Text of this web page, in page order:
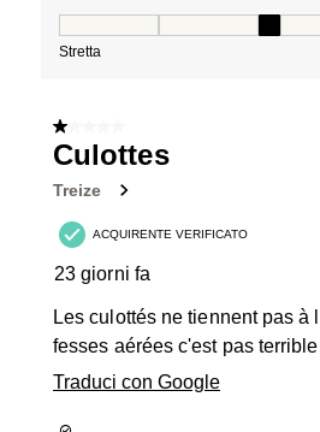
Stretta
1 su 5 stelle.
Culottes
Treize
ACQUIRENTE VERIFICATO
23 giorni fa
Les culottés ne tiennent pas à
fesses aérées c'est pas terrible
Traduci con Google